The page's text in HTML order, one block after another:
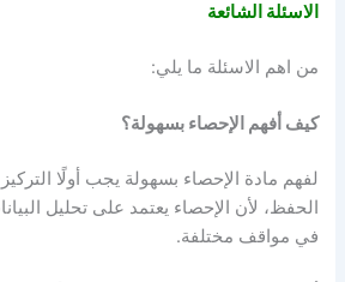
الاسئلة الشائعة
من اهم الاسئلة ما يلي:
كيف أفهم الإحصاء بسهولة؟
لفهم مادة الإحصاء بسهولة يجب أولًا
الحفظ، لأن الإحصاء يعتمد على تحليل
في مواقف مختلفة.